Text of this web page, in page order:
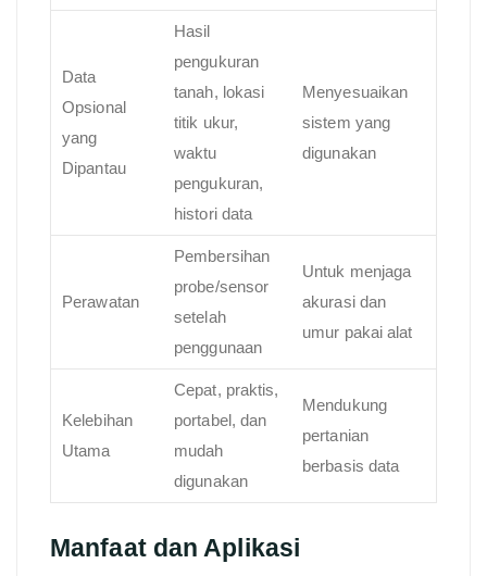
Data
Opsional
yang
Dipantau
Hasil
pengukuran
tanah, lokasi
titik ukur,
waktu
pengukuran,
histori data
Menyesuaikan
sistem yang
digunakan
Perawatan
Pembersihan
probe/sensor
setelah
penggunaan
Untuk menjaga
akurasi dan
umur pakai alat
Kelebihan
Utama
Cepat, praktis,
portabel, dan
mudah
digunakan
Mendukung
pertanian
berbasis data
Manfaat dan Aplikasi